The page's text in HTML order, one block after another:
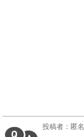
投稿者：匿名